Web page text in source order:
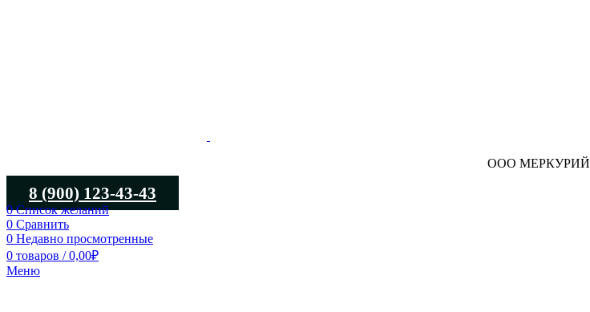
ООО МЕРКУРИЙ
8 (900) 123-43-43
0Список желаний
0 Сравнить
0 Недавно просмотренные
0 товаров / 0,00₽
Меню